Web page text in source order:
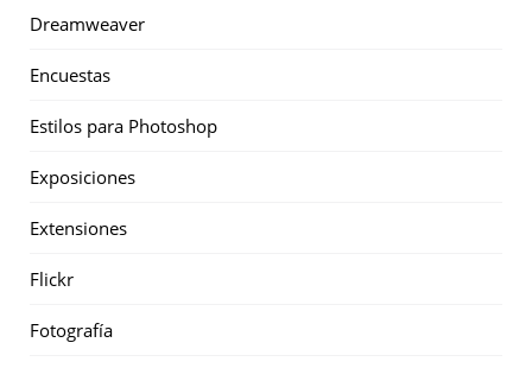
Dreamweaver
Encuestas
Estilos para Photoshop
Exposiciones
Extensiones
Flickr
Fotografía